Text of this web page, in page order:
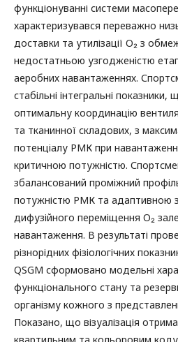
функціонуванні системи
характеризувався переважно
доставки та утилізації O₂ з
недостатньою узгодженістю
аеробних навантаженнях.
стабільні інтегральні
оптимальну координацію
та тканинної складових, з
потенціалу РМК при
критичною потужністю.
збалансований проміжний
потужністю РМК та адаптивною
дифузійного переміщення O₂
навантаження. В результаті
різнорідних фізіологічних
QSGM сформовано модельні
функціонального стану та
організму кожного з
Показано, що візуалізація
квартильним та кольоровим